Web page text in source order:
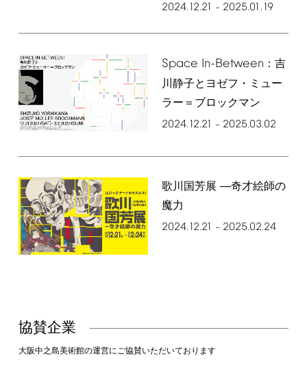
2024.12.21 – 2025.01.19
Space In-Between ：吉
川静子とヨゼフ・ミュー
ラー＝ブロックマン
2024.12.21 – 2025.03.02
歌川国芳展 ―奇才絵師の
魔力
2024.12.21 – 2025.02.24
協賛企業
大阪中之島美術館の運営にご協賛いただいております